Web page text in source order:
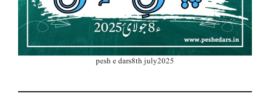
pesh e dars8th july2025